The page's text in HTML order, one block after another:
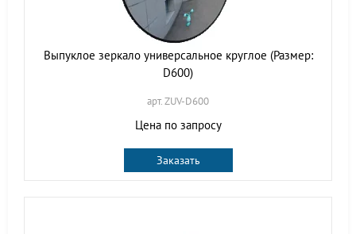
Выпуклое зеркало универсальное круглое (Размер:
D600)
арт. ZUV-D600
Цена по запросу
Заказать